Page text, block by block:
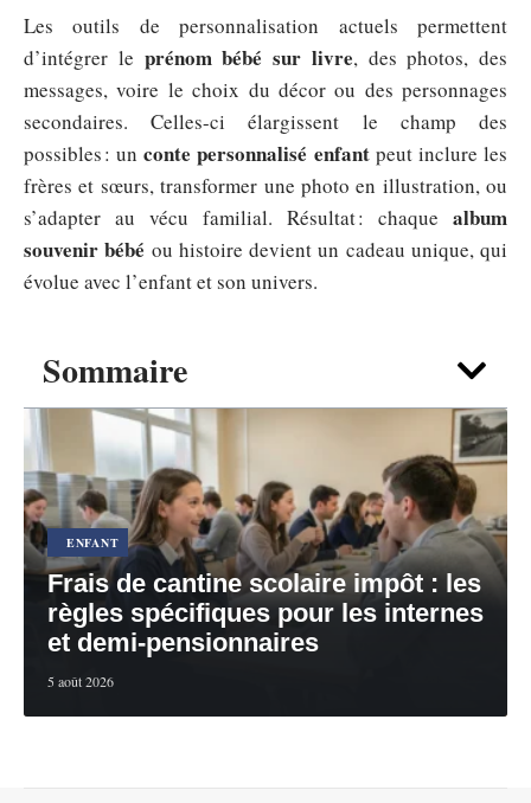
Sommaire
ENFANT
Frais de cantine scolaire impôt : les
règles spécifiques pour les internes
et demi-pensionnaires
5 août 2026
Les outils de personnalisation actuels permettent
d’intégrer le prénom bébé sur livre, des photos, des
messages, voire le choix du décor ou des personnages
secondaires. Celles-ci élargissent le champ des
possibles : unconte personnalisé enfantpeut inclure les
frères et sœurs, transformer une photo en illustration, ou
s’adapter au vécu familial. Résultat : chaque album
souvenir bébé ou histoire devient un cadeau unique, qui
évolue avec l’enfant et son univers.